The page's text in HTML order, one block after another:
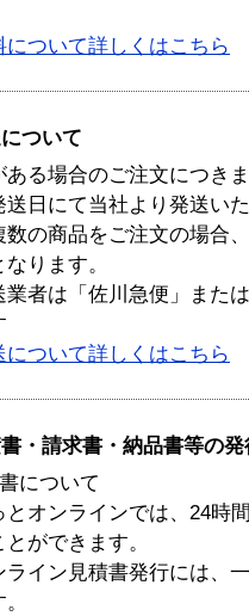
について詳しくはこちら
ついて
ある場合のご注文につき
送日にて当社より発送い
数の商品をご注文の場合
ります。
者は「佐川急便」また
について詳しくはこちら
書・請求書・納品書等の
について
とオンラインでは、24時
ができます。
イン見積書発行には、